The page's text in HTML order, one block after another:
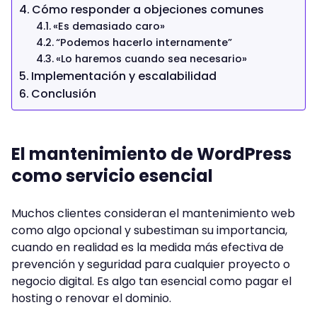
Cómo responder a objeciones comunes
«Es demasiado caro»
“Podemos hacerlo internamente”
«Lo haremos cuando sea necesario»
Implementación y escalabilidad
Conclusión
El mantenimiento de WordPress
como servicio esencial
Muchos clientes consideran el mantenimiento web
como algo opcional y subestiman su importancia,
cuando en realidad es la medida más efectiva de
prevención y seguridad para cualquier proyecto o
negocio digital. Es algo tan esencial como pagar el
hosting o renovar el dominio.